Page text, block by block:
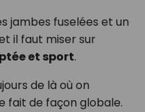
jambes fuselées et un
il faut miser sur
et sport.
de là où on
fait de façon globale.